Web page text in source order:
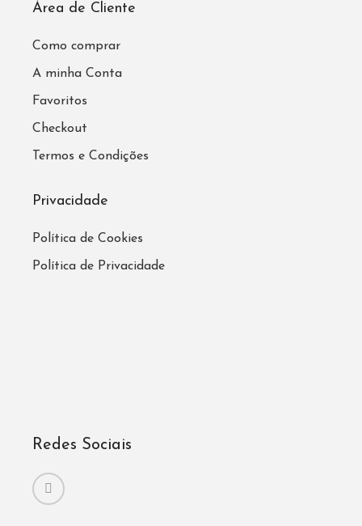
Área de Cliente
Como comprar
A minha Conta
Favoritos
Checkout
Termos e Condições
Privacidade
Política de Cookies
Política de Privacidade
Redes Sociais